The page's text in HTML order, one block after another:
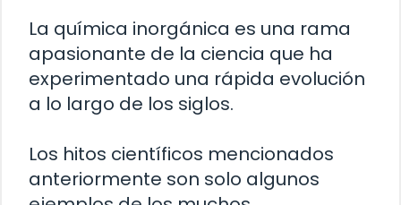
La química inorgánica es una rama
apasionante de la ciencia que ha
experimentado una rápida evolución
a lo largo de los siglos.
Los hitos científicos mencionados
anteriormente son solo algunos